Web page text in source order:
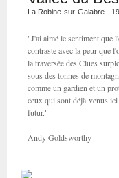
La Robine-sur-Galabre -
"J'ai aimé le sentiment que
contraste avec la peur que
la traversée des Clues
sous des tonnes de
comme un gardien et un
ceux qui sont déjà venus
futur."
Andy Goldsworthy